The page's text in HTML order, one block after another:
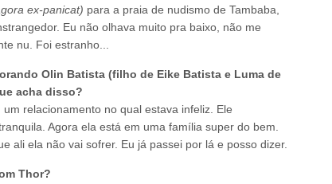
ex-panicat) para a praia de nudismo de Tambaba,
Eu não olhava muito pra baixo, não me
nu. Foi estranho...
Olin Batista (filho de Eike Batista e Luma de
acha disso?
relacionamento no qual estava infeliz. Ele
Agora ela está em uma família super do bem.
ali ela não vai sofrer. Eu já passei por lá e posso dizer.
Thor?